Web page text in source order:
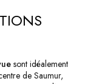
sont idéalement
de Saumur,